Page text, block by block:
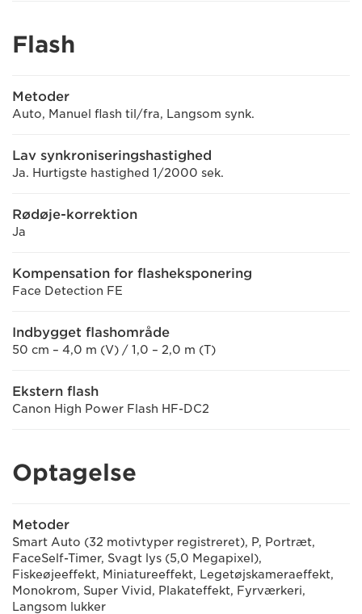
Flash
Metoder
Auto, Manuel flash til/fra, Langsom synk.
Lav synkroniseringshastighed
Ja. Hurtigste hastighed 1/2000 sek.
Rødøje-korrektion
Ja
Kompensation for flasheksponering
Face Detection FE
Indbygget flashområde
50 cm – 4,0 m (V) / 1,0 – 2,0 m (T)
Ekstern flash
Canon High Power Flash HF-DC2
Optagelse
Metoder
Smart Auto (32 motivtyper registreret), P, Portræt,
FaceSelf-Timer, Svagt lys (5,0 Megapixel),
Fiskeøjeeffekt, Miniatureeffekt, Legetøjskameraeffekt,
Monokrom, Super Vivid, Plakateffekt, Fyrværkeri,
Langsom lukker